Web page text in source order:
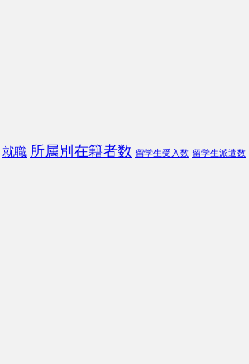
就職 所属別在籍者数 留学生受入数 留学生派遣数